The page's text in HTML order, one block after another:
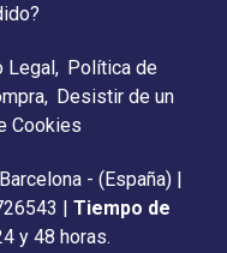
Legal
Política de
Desistir de un
Cookies
- (España) |
| Tiempo de
y 48 horas.